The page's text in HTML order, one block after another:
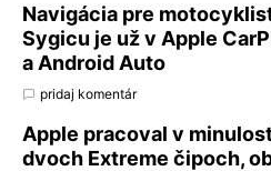
Navigácia pre
Sygicu je už v Apple
a Android Auto
pridaj komentár
Apple pracoval v
dvoch Extreme čipoch,